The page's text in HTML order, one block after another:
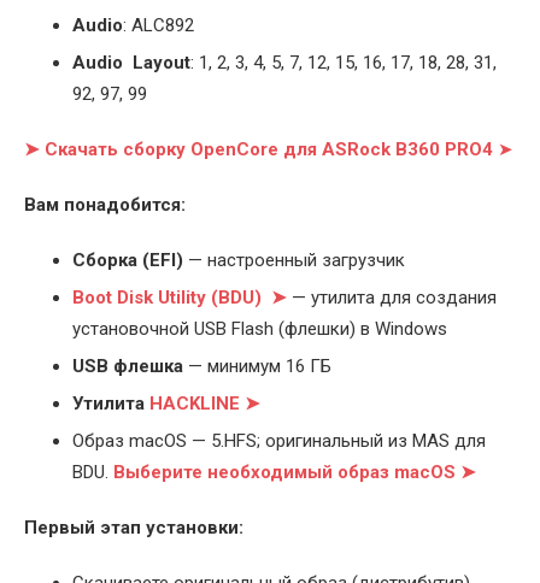
Audio: ALC892
Audio Layout: 1, 2, 3, 4, 5, 7, 12, 15, 16, 17, 18, 28, 31,
92, 97, 99
➤ Скачать сборку OpenCore для ASRock B360 PRO4 ➤
Вам понадобится:
Cборка (EFI) — настроенный загрузчик
Boot Disk Utility (BDU) ➤ — утилита для создания
установочной USB Flash (флешки) в Windows
USB флешка — минимум 16 ГБ
Утилита HACKLINE ➤
Образ macOS — 5.HFS; оригинальный из MAS для
BDU. Выберите необходимый образ macOS ➤
Первый этап установки: